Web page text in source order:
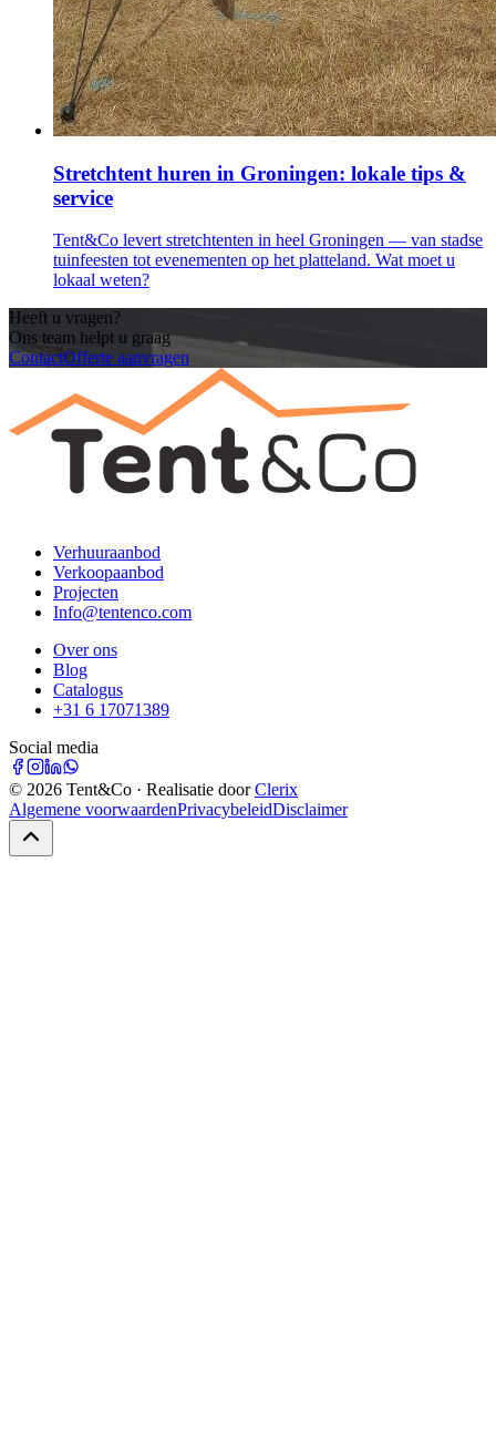
Stretchtent huren in Groningen: lokale tips &
service
Tent&Co levert stretchtenten in heel Groningen — van stadse
tuinfeesten tot evenementen op het platteland. Wat moet u
lokaal weten?
Heeft u vragen?
Ons team helpt u graag
ContactOfferte aanvragen
Verhuuraanbod
Verkoopaanbod
Projecten
Info@tentenco.com
Over ons
Blog
Catalogus
+31 6 17071389
Social media
© 2026 Tent&Co · Realisatie door Clerix
Algemene voorwaardenPrivacybeleidDisclaimer